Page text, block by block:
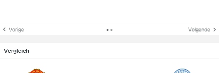
Vorige Volgende
Vergleich